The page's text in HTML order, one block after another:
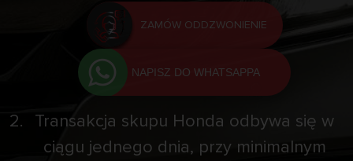
ZAMÓW ODDZWONIENIE
NAPISZ DO WHATSAPPA
Transakcja skupu Honda odbywa się w
ciągu jednego dnia, przy minimalnym